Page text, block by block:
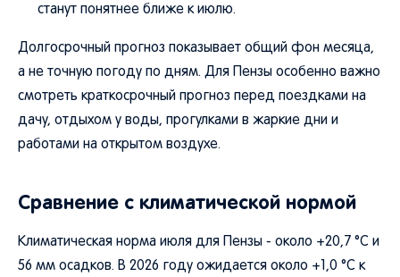
станут понятнее ближе к июлю.
Долгосрочный прогноз показывает общий фон месяца,
а не точную погоду по дням. Для Пензы особенно важно
смотреть краткосрочный прогноз перед поездками на
дачу, отдыхом у воды, прогулками в жаркие дни и
работами на открытом воздухе.
Сравнение с климатической нормой
Климатическая норма июля для Пензы - около +20,7 °C и
56 мм осадков. В 2026 году ожидается около +1,0 °C к